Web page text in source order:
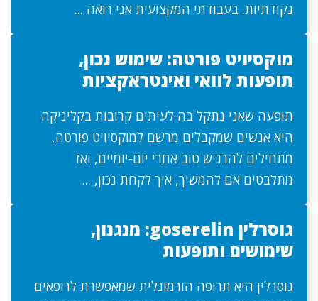
נקודתיות. בעבודתי המקצועית אני רואה ...
מוקסיויט פורטה: שימוש נכון,
תופעות לוואי ואינטראקציות
תופעה שאני נתקל בה לעיתים קרובות בקליניקה
היא אנשים שמקבלים מרשם למוקסיויט פורטה,
מתחילים להרגיש טוב אחרי יום-יומיים, ואז
מתלבטים אם להמשיך, איך לקחת נכון, ...
גוסרלין goserelin: מנגנון,
שימושים ותופעות
גוסרלין היא תרופה הורמונלית שמאפשרת לרופאים